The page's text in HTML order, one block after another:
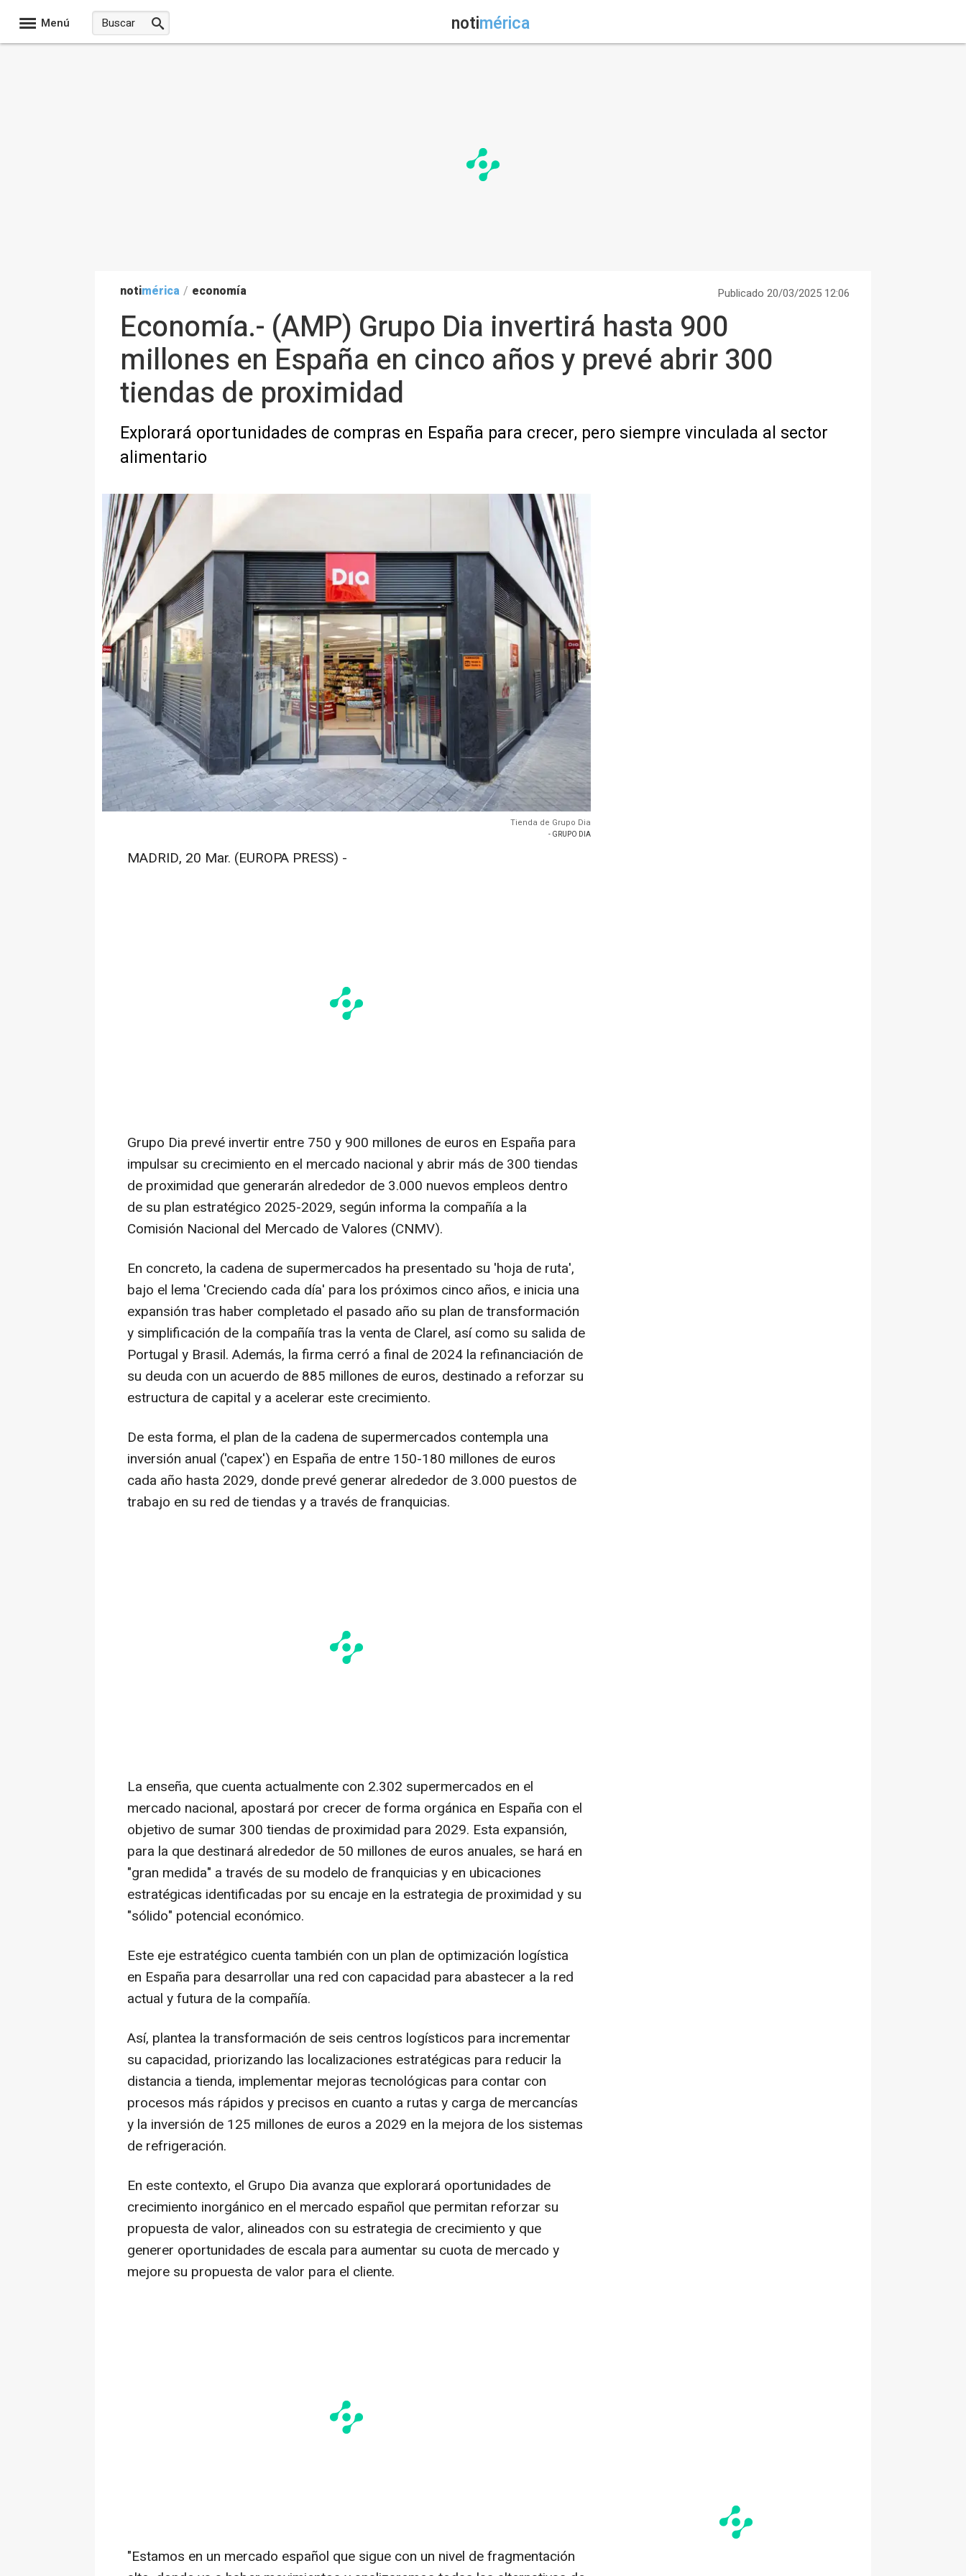
Menú notimérica
notimérica / economía Publicado 20/03/2025 12:06
Economía.- (AMP) Grupo Dia invertirá hasta 900
millones en España en cinco años y prevé abrir 300
tiendas de proximidad
Explorará oportunidades de compras en España para crecer, pero siempre vinculada al sector
alimentario
Tienda de Grupo Dia
- GRUPO DIA
MADRID, 20 Mar. (EUROPA PRESS) -
Grupo Dia prevé invertir entre 750 y 900 millones de euros en España para
impulsar su crecimiento en el mercado nacional y abrir más de 300 tiendas
de proximidad que generarán alrededor de 3.000 nuevos empleos dentro
de su plan estratégico 2025-2029, según informa la compañía a la
Comisión Nacional del Mercado de Valores (CNMV).
En concreto, la cadena de supermercados ha presentado su 'hoja de ruta',
bajo el lema 'Creciendo cada día' para los próximos cinco años, e inicia una
expansión tras haber completado el pasado año su plan de transformación
y simplificación de la compañía tras la venta de Clarel, así como su salida de
Portugal y Brasil. Además, la firma cerró a final de 2024 la refinanciación de
su deuda con un acuerdo de 885 millones de euros, destinado a reforzar su
estructura de capital y a acelerar este crecimiento.
De esta forma, el plan de la cadena de supermercados contempla una
inversión anual ('capex') en España de entre 150-180 millones de euros
cada año hasta 2029, donde prevé generar alrededor de 3.000 puestos de
trabajo en su red de tiendas y a través de franquicias.
La enseña, que cuenta actualmente con 2.302 supermercados en el
mercado nacional, apostará por crecer de forma orgánica en España con el
objetivo de sumar 300 tiendas de proximidad para 2029. Esta expansión,
para la que destinará alrededor de 50 millones de euros anuales, se hará en
"gran medida" a través de su modelo de franquicias y en ubicaciones
estratégicas identificadas por su encaje en la estrategia de proximidad y su
"sólido" potencial económico.
Este eje estratégico cuenta también con un plan de optimización logística
en España para desarrollar una red con capacidad para abastecer a la red
actual y futura de la compañía.
Así, plantea la transformación de seis centros logísticos para incrementar
su capacidad, priorizando las localizaciones estratégicas para reducir la
distancia a tienda, implementar mejoras tecnológicas para contar con
procesos más rápidos y precisos en cuanto a rutas y carga de mercancías
y la inversión de 125 millones de euros a 2029 en la mejora de los sistemas
de refrigeración.
En este contexto, el Grupo Dia avanza que explorará oportunidades de
crecimiento inorgánico en el mercado español que permitan reforzar su
propuesta de valor, alineados con su estrategia de crecimiento y que
generer oportunidades de escala para aumentar su cuota de mercado y
mejore su propuesta de valor para el cliente.
"Estamos en un mercado español que sigue con un nivel de fragmentación